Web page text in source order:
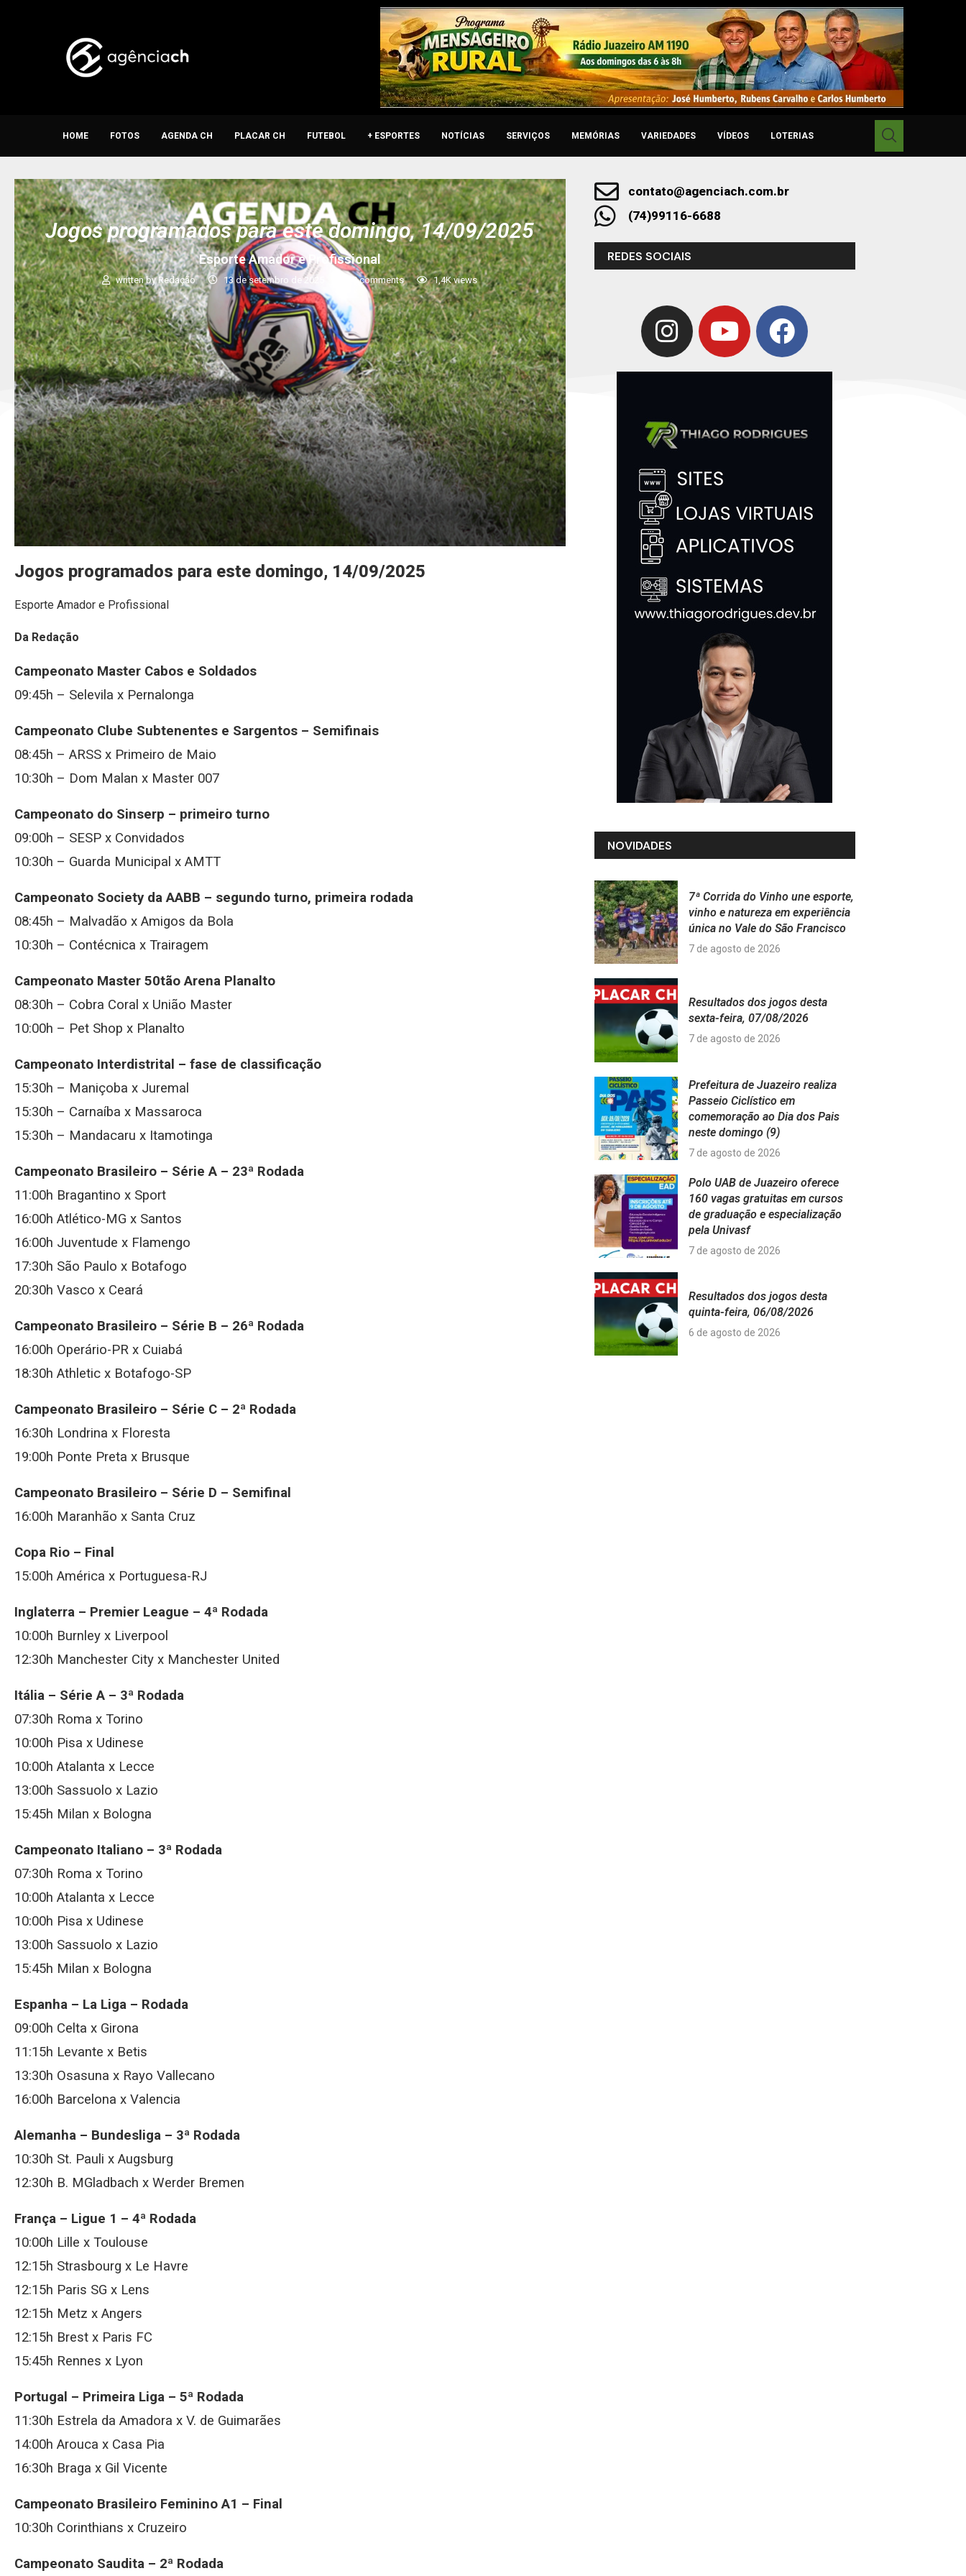
HOME FOTOS AGENDA CH PLACAR CH FUTEBOL + ESPORTES NOTÍCIAS SERVIÇOS MEMÓRIAS VARIEDADES VÍDEOS LOTERIAS
Jogos programados para este domingo, 14/09/2025
Esporte Amador e Profissional
written byRedação 13 de setembro de 2025 0 comments 1,4Kviews
Jogos programados para este domingo, 14/09/2025
Esporte Amador e Profissional
Da Redação
Campeonato Master Cabos e Soldados
09:45h – Selevila x Pernalonga
Campeonato Clube Subtenentes e Sargentos – Semifinais
08:45h – ARSS x Primeiro de Maio
10:30h – Dom Malan x Master 007
Campeonato do Sinserp – primeiro turno
09:00h – SESP x Convidados
10:30h – Guarda Municipal x AMTT
Campeonato Society da AABB – segundo turno, primeira rodada
08:45h – Malvadão x Amigos da Bola
10:30h – Contécnica x Trairagem
Campeonato Master 50tão Arena Planalto
08:30h – Cobra Coral x União Master
10:00h – Pet Shop x Planalto
Campeonato Interdistrital – fase de classificação
15:30h – Maniçoba x Juremal
15:30h – Carnaíba x Massaroca
15:30h – Mandacaru x Itamotinga
Campeonato Brasileiro – Série A – 23ª Rodada
11:00h Bragantino x Sport
16:00h Atlético-MG x Santos
16:00h Juventude x Flamengo
17:30h São Paulo x Botafogo
20:30h Vasco x Ceará
Campeonato Brasileiro – Série B – 26ª Rodada
16:00h Operário-PR x Cuiabá
18:30h Athletic x Botafogo-SP
Campeonato Brasileiro – Série C – 2ª Rodada
16:30h Londrina x Floresta
19:00h Ponte Preta x Brusque
Campeonato Brasileiro – Série D – Semifinal
16:00h Maranhão x Santa Cruz
Copa Rio – Final
15:00h América x Portuguesa-RJ
Inglaterra – Premier League – 4ª Rodada
10:00h Burnley x Liverpool
12:30h Manchester City x Manchester United
Itália – Série A – 3ª Rodada
07:30h Roma x Torino
10:00h Pisa x Udinese
10:00h Atalanta x Lecce
13:00h Sassuolo x Lazio
15:45h Milan x Bologna
Campeonato Italiano – 3ª Rodada
07:30h Roma x Torino
10:00h Atalanta x Lecce
10:00h Pisa x Udinese
13:00h Sassuolo x Lazio
15:45h Milan x Bologna
Espanha – La Liga – Rodada
09:00h Celta x Girona
11:15h Levante x Betis
13:30h Osasuna x Rayo Vallecano
16:00h Barcelona x Valencia
Alemanha – Bundesliga – 3ª Rodada
10:30h St. Pauli x Augsburg
12:30h B. MGladbach x Werder Bremen
França – Ligue 1 – 4ª Rodada
10:00h Lille x Toulouse
12:15h Strasbourg x Le Havre
12:15h Paris SG x Lens
12:15h Metz x Angers
12:15h Brest x Paris FC
15:45h Rennes x Lyon
Portugal – Primeira Liga – 5ª Rodada
11:30h Estrela da Amadora x V. de Guimarães
14:00h Arouca x Casa Pia
16:30h Braga x Gil Vicente
Campeonato Brasileiro Feminino A1 – Final
10:30h Corinthians x Cruzeiro
Campeonato Saudita – 2ª Rodada
contato@agenciach.com.br
(74)99116-6688
REDES SOCIAIS
NOVIDADES
7ª Corrida do Vinho une esporte,
vinho e natureza em experiência
única no Vale do São Francisco
7 de agosto de 2026
Resultados dos jogos desta
sexta-feira, 07/08/2026
7 de agosto de 2026
Prefeitura de Juazeiro realiza
Passeio Ciclístico em
comemoração ao Dia dos Pais
neste domingo (9)
7 de agosto de 2026
Polo UAB de Juazeiro oferece
160 vagas gratuitas em cursos
de graduação e especialização
pela Univasf
7 de agosto de 2026
Resultados dos jogos desta
quinta-feira, 06/08/2026
6 de agosto de 2026